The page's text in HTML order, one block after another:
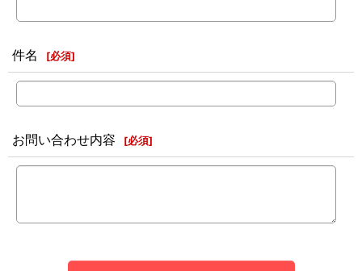
件名 [必須]
お問い合わせ内容 [必須]